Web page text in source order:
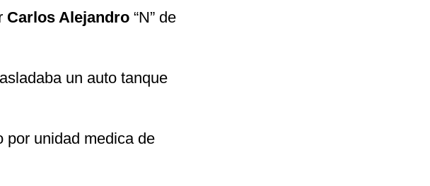
Carlos Alejandro “N” de
un auto tanque
por unidad medica de